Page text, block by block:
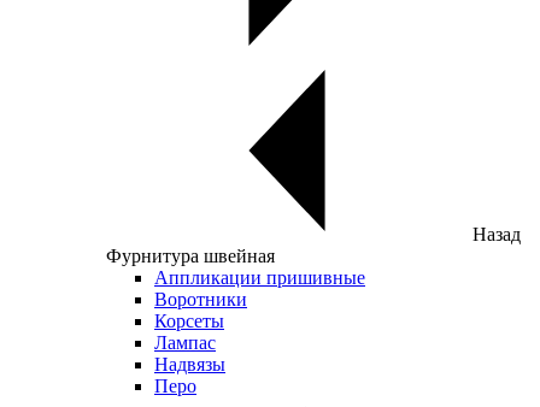
Назад
Фурнитура швейная
Аппликации пришивные
Воротники
Корсеты
Лампас
Надвязы
Перо